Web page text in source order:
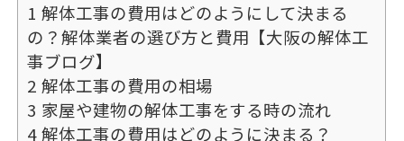
1 解体工事の費用はどのようにして決まる
の？解体業者の選び方と費用【大阪の解体工
事ブログ】
2 解体工事の費用の相場
3 家屋や建物の解体工事をする時の流れ
4解体工事の費用はどのように決まる？